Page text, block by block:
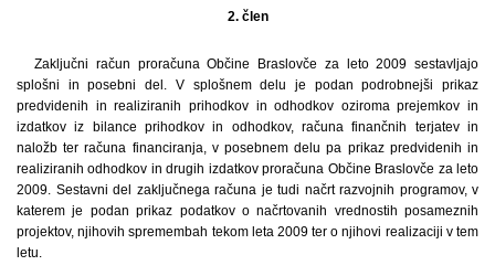
2. člen
Zaključni račun proračuna Občine Braslovče za leto 2009 sestavljajo
splošni in posebni del. V splošnem delu je podan podrobnejši prikaz
predvidenih in realiziranih prihodkov in odhodkov oziroma prejemkov in
izdatkov iz bilance prihodkov in odhodkov, računa finančnih terjatev in
naložb ter računa financiranja, v posebnem delu pa prikaz predvidenih in
realiziranih odhodkov in drugih izdatkov proračuna Občine Braslovče za leto
2009. Sestavni del zaključnega računa je tudi načrt razvojnih programov, v
katerem je podan prikaz podatkov o načrtovanih vrednostih posameznih
projektov, njihovih spremembah tekom leta 2009 ter o njihovi realizaciji v tem
letu.